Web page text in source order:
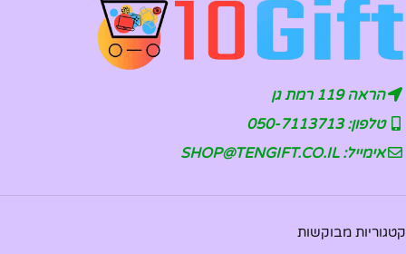
הראה 119 רמת גן
טלפון: 050-7113713
אימייל: SHOP@TENGIFT.CO.IL
קטגוריות מבוקשות